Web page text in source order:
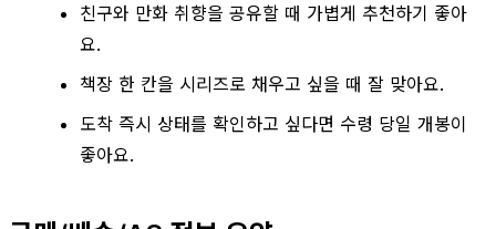
친구와 만화 취향을 공유할 때 가볍게 추천하기 좋아
요.
책장 한 칸을 시리즈로 채우고 싶을 때 잘 맞아요.
도착 즉시 상태를 확인하고 싶다면 수령 당일 개봉이
좋아요.